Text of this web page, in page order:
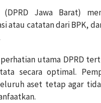
Jawa Barat)
atau catatan dari BPK,
utama DPRD
secara optimal.
aset tetap agar